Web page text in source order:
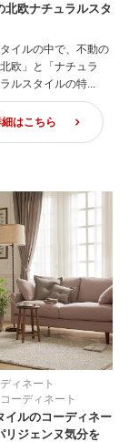
北欧ナチュラルスタ
イルの中で、不動の
欧」と「ナチュラ
ルスタイルの特...
はこちら
ィネート
ーディネート
イルのコーディネー
リジェンヌ気分を